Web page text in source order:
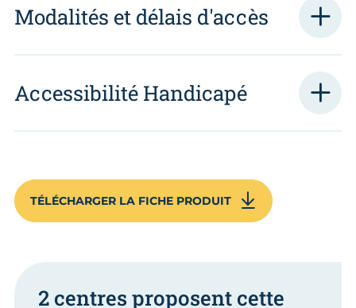
Modalités et délais d'accès
Accessibilité Handicapé
TÉLÉCHARGER LA FICHE PRODUIT
2 centres proposent cette